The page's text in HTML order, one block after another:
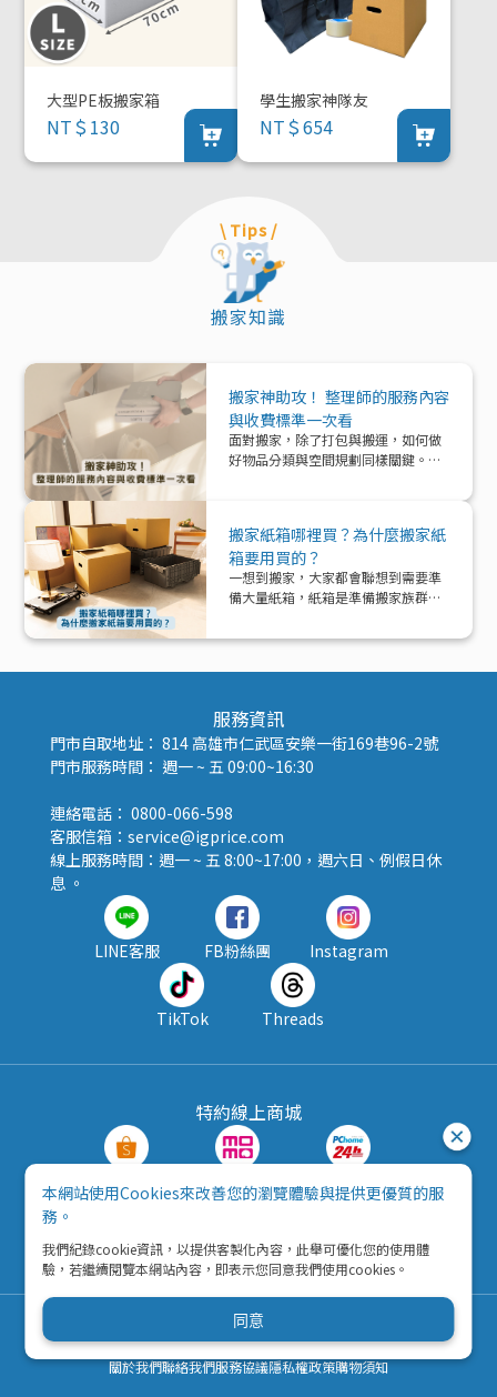
大型PE板搬家箱
NT＄130
學生搬家神隊友
NT＄654
\ Tips /
搬家知識
搬家神助攻！ 整理師的服務內容
與收費標準一次看
面對搬家，除了打包與搬運，如何做
好物品分類與空間規劃同樣關鍵。本
一次解析！
搬家紙箱哪裡買？為什麼搬家紙
箱要用買的？
一想到搬家，大家都會聯想到需要準
備大量紙箱，紙箱是準備搬家族群的
服務資訊
門市自取地址： 814 高雄市仁武區安樂一街169巷96-2號
門市服務時間： 週一 ~ 五 09:00~16:30
連絡電話： 0800-066-598
客服信箱：service@igprice.com
線上服務時間：週一 ~ 五 8:00~17:00，週六日、例假日休
息 。
LINE客服 FB粉絲團 Instagram
TikTok Threads
特約線上商城
露天拍賣 酷澎
Copyright © 2026 五九八資訊科技有限公司
營利事業統一編號：42792216
關於我們聯絡我們服務協議隱私權政策購物須知
本網站使用Cookies來改善您的瀏覽體驗與提供更優質的服
務。
我們紀錄cookie資訊，以提供客製化內容，此舉可優化您的使用體
驗，若繼續閱覽本網站內容，即表示您同意我們使用cookies。
同意